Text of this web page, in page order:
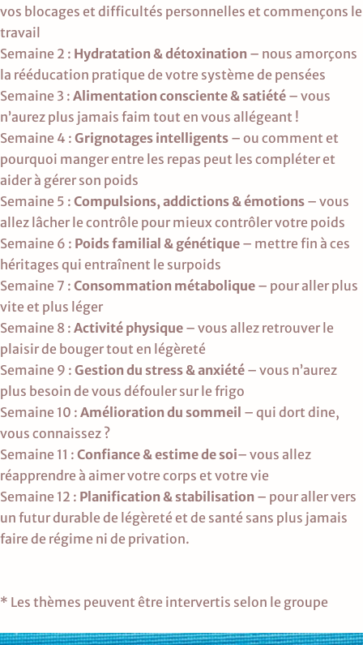
vos blocages et difficultés personnelles et commençons le
travail
Semaine 2 : Hydratation & détoxination – nous amorçons
la rééducation pratique de votre système de pensées
Semaine 3 : Alimentation consciente & satiété – vous
n’aurez plus jamais faim tout en vous allégeant !
Semaine 4 : Grignotages intelligents – ou comment et
pourquoi manger entre les repas peut les compléter et
aider à gérer son poids
Semaine 5 : Compulsions, addictions & émotions – vous
allez lâcher le contrôle pour mieux contrôler votre poids
Semaine 6 : Poids familial & génétique – mettre fin à ces
héritages qui entraînent le surpoids
Semaine 7 : Consommation métabolique – pour aller plus
vite et plus léger
Semaine 8 : Activité physique – vous allez retrouver le
plaisir de bouger tout en légèreté
Semaine 9 : Gestion du stress & anxiété – vous n’aurez
plus besoin de vous défouler sur le frigo
Semaine 10 : Amélioration du sommeil – qui dort dine,
vous connaissez ?
Semaine 11 : Confiance & estime de soi– vous allez
réapprendre à aimer votre corps et votre vie
Semaine 12 : Planification & stabilisation – pour aller vers
un futur durable de légèreté et de santé sans plus jamais
faire de régime ni de privation.
* Les thèmes peuvent être intervertis selon le groupe